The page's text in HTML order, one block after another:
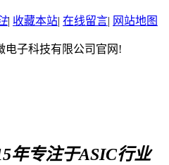
| 收藏本站| 在线留言| 网站地图
电子科技有限公司官网!
年专注于ASIC行业